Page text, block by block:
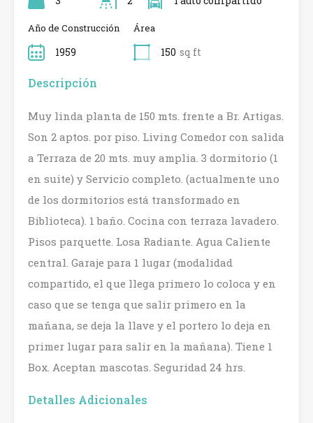
Año de Construcción
1959
Área
150 sq ft
Descripción
Muy linda planta de 150 mts. frente a Br. Artigas.
Son 2 aptos. por piso. Living Comedor con salida
a Terraza de 20 mts. muy amplia. 3 dormitorio (1
en suite) y Servicio completo. (actualmente uno
de los dormitorios está transformado en
Biblioteca). 1 baño. Cocina con terraza lavadero.
Pisos parquette. Losa Radiante. Agua Caliente
central. Garaje para 1 lugar (modalidad
compartido, el que llega primero lo coloca y en
caso que se tenga que salir primero en la
mañana, se deja la llave y el portero lo deja en
primer lugar para salir en la mañana). Tiene 1
Box. Aceptan mascotas. Seguridad 24 hrs.
Detalles Adicionales